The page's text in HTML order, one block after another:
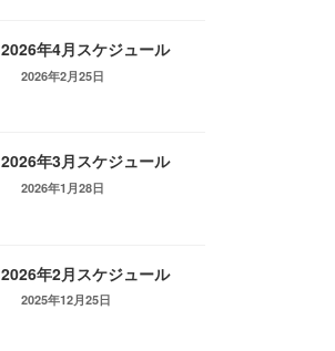
2026年4月スケジュール
2026年2月25日
2026年3月スケジュール
2026年1月28日
2026年2月スケジュール
2025年12月25日